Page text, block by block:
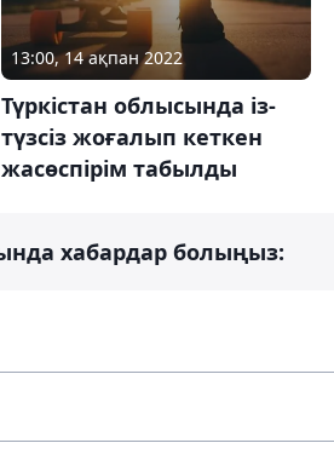
13:00, 14 ақпан 2022
Түркістан облысында із-
түзсіз жоғалып кеткен
жасөспірім табылды
хабардар болыңыз: